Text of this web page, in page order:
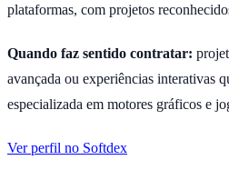
plataformas, com projetos
Quando faz sentido contratar:
avançada ou experiências interativas
especializada em motores gráficos e
Ver perfil no Softdex